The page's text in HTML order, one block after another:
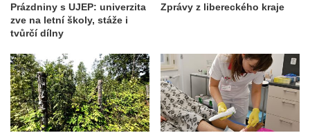
Prázdniny s UJEP: univerzita
zve na letní školy, stáže i
tvůrčí dílny
Zprávy z libereckého kraje